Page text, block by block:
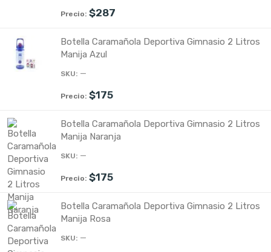
$287
Botella Caramañola Deportiva Gimnasio 2 Litros
Manija Azul
—
$175
Botella Caramañola Deportiva Gimnasio 2 Litros
Manija Naranja
—
$175
Botella Caramañola Deportiva Gimnasio 2 Litros
Manija Rosa
—